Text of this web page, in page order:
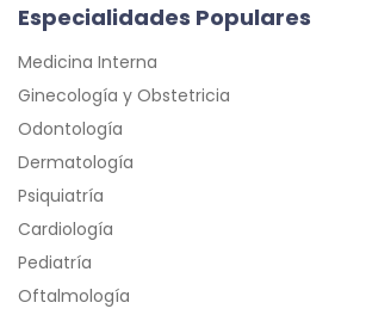
Especialidades Populares
Medicina Interna
Ginecología y Obstetricia
Odontología
Dermatología
Psiquiatría
Cardiología
Pediatría
Oftalmología